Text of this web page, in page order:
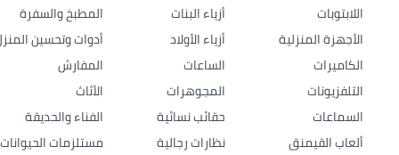
اللابتوبات
الأجهزة المنزلية
الكاميرات
التلفزيونات
السماعات
ألعاب القيمنق
أزياء البنات
أزياء الأولاد
الساعات
المجوهرات
حقائب نسائية
نظارات رجالية
المطبخ والسفرة
أدوات وتحسين
المفارش
الأثاث
الفناء والحديقة
مستلزمات الحيوانات